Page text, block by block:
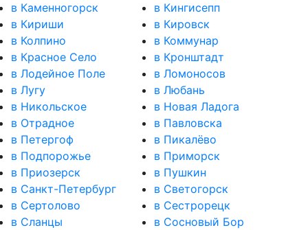
в Каменногорск
в Кингисепп
в Кириши
в Кировск
в Колпино
в Коммунар
в Красное Село
в Кронштадт
в Лодейное Поле
в Ломоносов
в Лугу
в Любань
в Никольское
в Новая Ладога
в Отрадное
в Павловска
в Петергоф
в Пикалёво
в Подпорожье
в Приморск
в Приозерск
в Пушкин
в Санкт-Петербург
в Светогорск
в Сертолово
в Сестрорецк
в Сланцы
в Сосновый Бор